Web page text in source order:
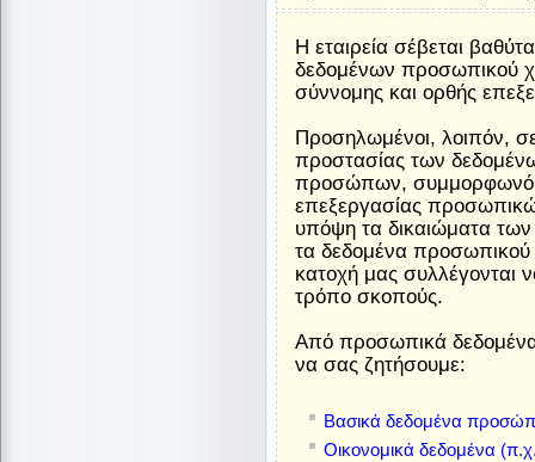
Η εταιρεία σέβεται
δεδομένων προσωπικού
σύννομης και ορθής
Προσηλωμένοι, λοιπόν,
προστασίας των
προσώπων,
επεξεργασίας
υπόψη τα δικαιώματα
τα δεδομένα προσωπικού
κατοχή μας συλλέγονται
τρόπο σκοπούς.
Από προσωπικά
να σας ζητήσουμε:
Βασικά δεδομένα
Οικονομικά δεδομένα